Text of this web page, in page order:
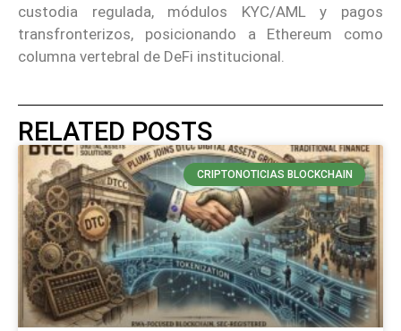
custodia regulada, módulos KYC/AML y pagos
transfronterizos, posicionando a Ethereum como
columna vertebral de DeFi institucional.
RELATED POSTS
CRIPTONOTICIAS BLOCKCHAIN